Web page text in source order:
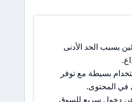
بسبب الحد الأدنى
بسيطة مع توفر
المحتوى.
عن دخول سريع للسوق